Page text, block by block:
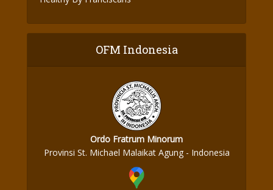
OFM Indonesia
Ordo Fratrum Minorum
Provinsi St. Michael Malaikat Agung - Indonesia